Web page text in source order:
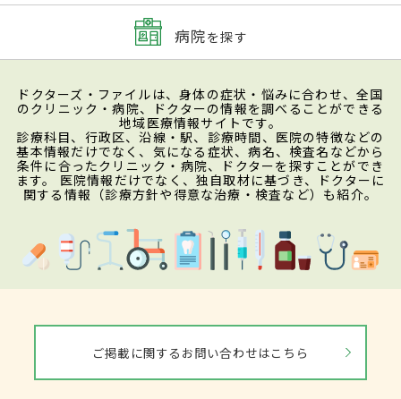
病院を探す
ドクターズ・ファイルは、身体の症状・悩みに合わせ、全国
のクリニック・病院、ドクターの情報を調べることができる
地域医療情報サイトです。
診療科目、行政区、沿線・駅、診療時間、医院の特徴などの
基本情報だけでなく、気になる症状、病名、検査名などから
条件に合ったクリニック・病院、ドクターを探すことができ
ます。 医院情報だけでなく、独自取材に基づき、ドクターに
関する情報（診療方針や得意な治療・検査など）も紹介。
ご掲載に関するお問い合わせはこちら